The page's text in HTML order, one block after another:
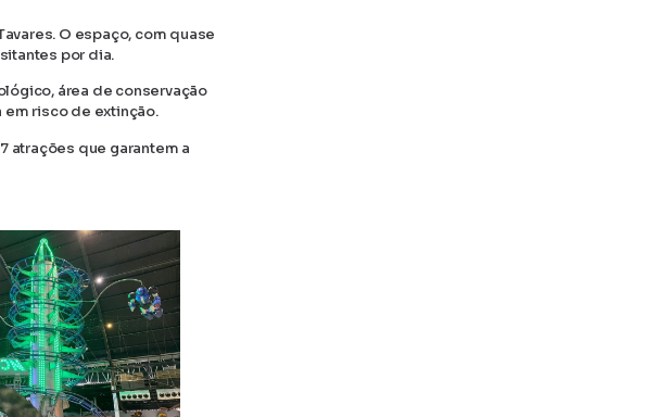
O espaço, com quase
por dia.
área de conservação
em risco de extinção.
atrações que garantem a